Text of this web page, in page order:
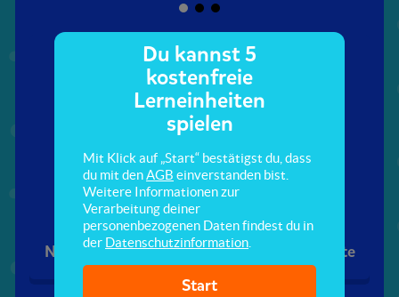
Family & friends
Noch keine Punkte
Food & drinks
Noch keine Punkte
Du kannst 5
kostenfreie
Lerneinheiten
spielen
Mit Klick auf „Start“ bestätigst du, dass
du mit denAGB einverstanden bist.
Weitere Informationen zur
Verarbeitung deiner
personenbezogenen Daten findest du in
der Datenschutzinformation
Start